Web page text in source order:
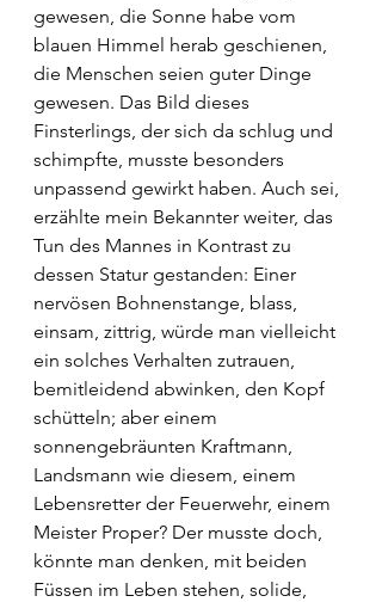
gewesen, die Sonne habe vom
blauen Himmel herab geschienen,
die Menschen seien guter Dinge
gewesen. Das Bild dieses
Finsterlings, der sich da schlug und
schimpfte, musste besonders
unpassend gewirkt haben. Auch sei,
erzählte mein Bekannter weiter, das
Tun des Mannes in Kontrast zu
dessen Statur gestanden: Einer
nervösen Bohnenstange, blass,
einsam, zittrig, würde man vielleicht
ein solches Verhalten zutrauen,
bemitleidend abwinken, den Kopf
schütteln; aber einem
sonnengebräunten Kraftmann,
Landsmann wie diesem, einem
Lebensretter der Feuerwehr, einem
Meister Proper? Der musste doch,
könnte man denken, mit beiden
Füssen im Leben stehen, solide,